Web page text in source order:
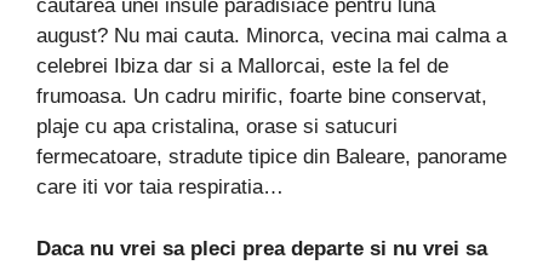
cautarea unei insule paradisiace pentru luna
august? Nu mai cauta. Minorca, vecina mai calma a
celebrei Ibiza dar si a Mallorcai, este la fel de
frumoasa. Un cadru mirific, foarte bine conservat,
plaje cu apa cristalina, orase si satucuri
fermecatoare, stradute tipice din Baleare, panorame
care iti vor taia respiratia…
Daca nu vrei sa pleci prea departe si nu vrei sa